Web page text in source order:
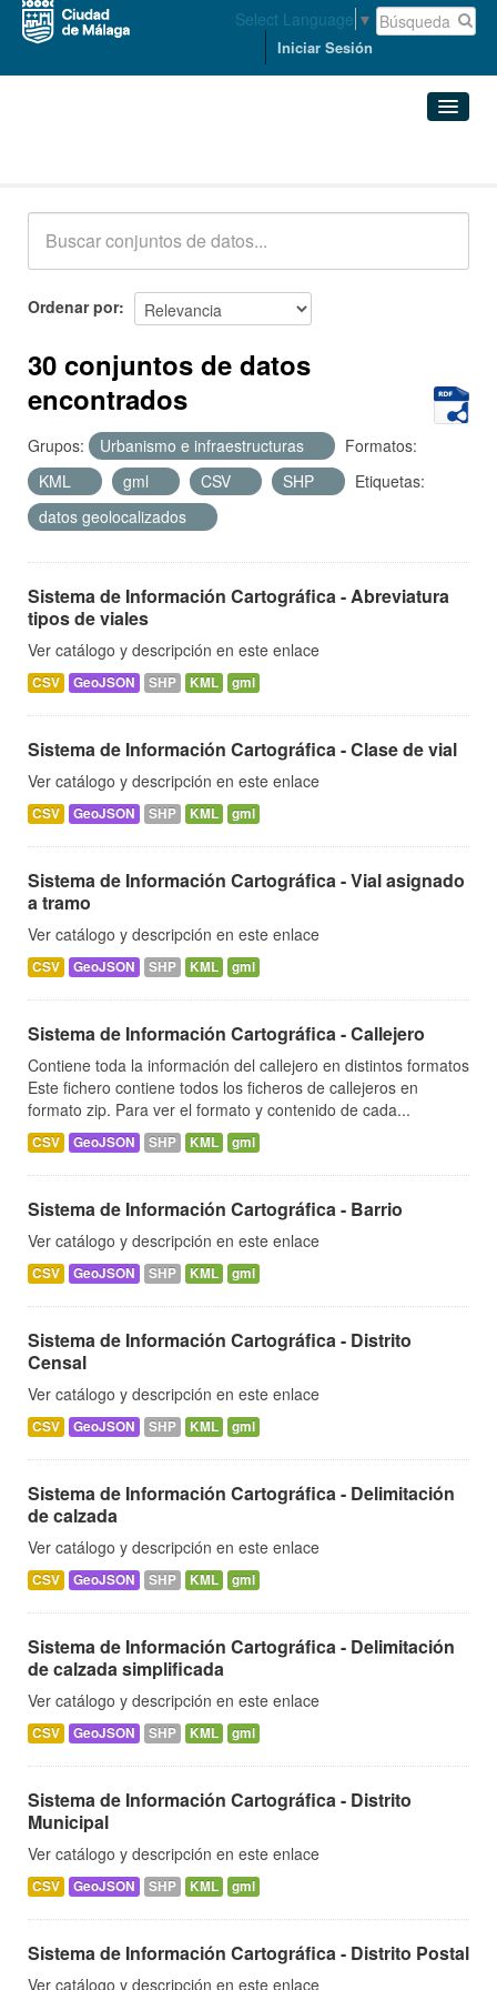
Select Language ▼
Iniciar Sesión
Acerca de
Ordenar por
30 conjuntos de datos
encontrados
Grupos: Urbanismo e infraestructuras
Formatos:
KML
gml CSV SHP
Etiquetas:
datos geolocalizados
Sistema de Información Cartográfica - Abreviatura
tipos de viales
Ver catálogo y descripción en este enlace
CSV GeoJSON SHP KML gml
Sistema de Información Cartográfica - Clase de vial
Ver catálogo y descripción en este enlace
CSV GeoJSON SHP KML gml
Sistema de Información Cartográfica - Vial asignado
a tramo
Ver catálogo y descripción en este enlace
CSV GeoJSON SHP KML gml
Sistema de Información Cartográfica - Callejero
Contiene toda la información del callejero en distintos formatos
Este fichero contiene todos los ficheros de callejeros en
formato zip. Para ver el formato y contenido de cada...
CSV GeoJSON SHP KML gml
Sistema de Información Cartográfica - Barrio
Ver catálogo y descripción en este enlace
CSV GeoJSON SHP KML gml
Sistema de Información Cartográfica - Distrito
Censal
Ver catálogo y descripción en este enlace
CSV GeoJSON SHP KML gml
Sistema de Información Cartográfica - Delimitación
de calzada
Ver catálogo y descripción en este enlace
CSV GeoJSON SHP KML gml
Sistema de Información Cartográfica - Delimitación
de calzada simplificada
Ver catálogo y descripción en este enlace
CSV GeoJSON SHP KML gml
Sistema de Información Cartográfica - Distrito
Municipal
Ver catálogo y descripción en este enlace
CSV GeoJSON SHP KML gml
Sistema de Información Cartográfica - Distrito Postal
Ver catálogo y descripción en este enlace